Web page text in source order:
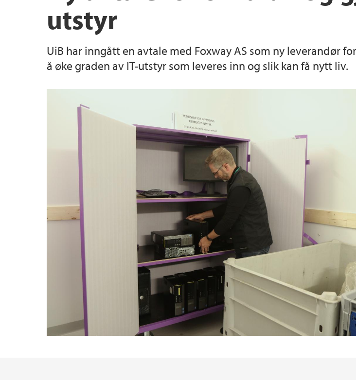
Senter for bærekraftig arealbruk (CeSAM)
Grønne forskerstillinger
Plastnettverket
utstyr
UiB har inngått en avtale med Foxway AS som ny leverandør
å øke graden av IT-utstyr som leveres inn og slik kan få nytt liv.